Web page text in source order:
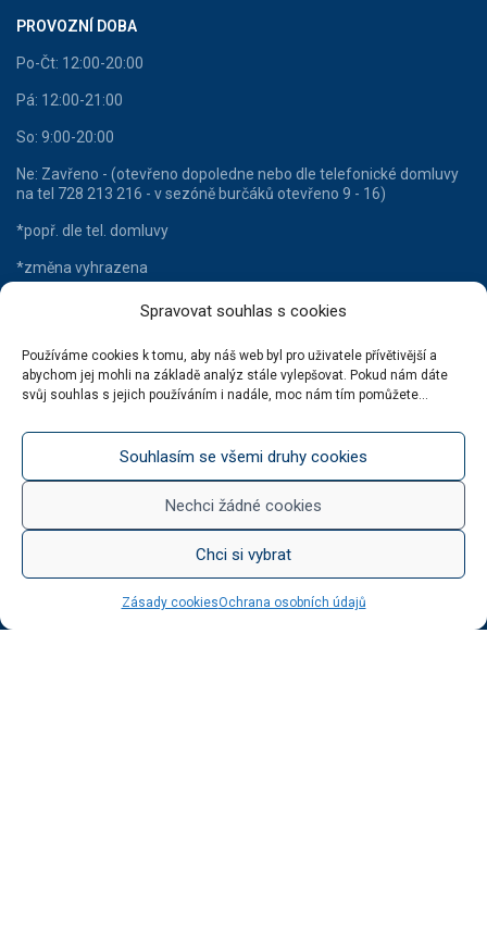
Spravovat souhlas s cookies
Používáme cookies k tomu, aby náš web byl pro uživatele přívětivější a
abychom jej mohli na základě analýz stále vylepšovat. Pokud nám dáte
svůj souhlas s jejich používáním i nadále, moc nám tím pomůžete...
Souhlasím se všemi druhy cookies
Nechci žádné cookies
Chci si vybrat
Zásady cookiesOchrana osobních údajů
PROVOZNÍ DOBA
Po-Čt: 12:00-20:00
Pá: 12:00-21:00
So: 9:00-20:00
Ne: Zavřeno - (otevřeno dopoledne nebo dle telefonické domluvy
na tel 728 213 216 - v sezóně burčáků otevřeno 9 - 16)
*popř. dle tel. domluvy
*změna vyhrazena
HLAVNÍ KATEGORIE
Lahvové víno
Šumivá vína
Něco na zub
Dárkové balení